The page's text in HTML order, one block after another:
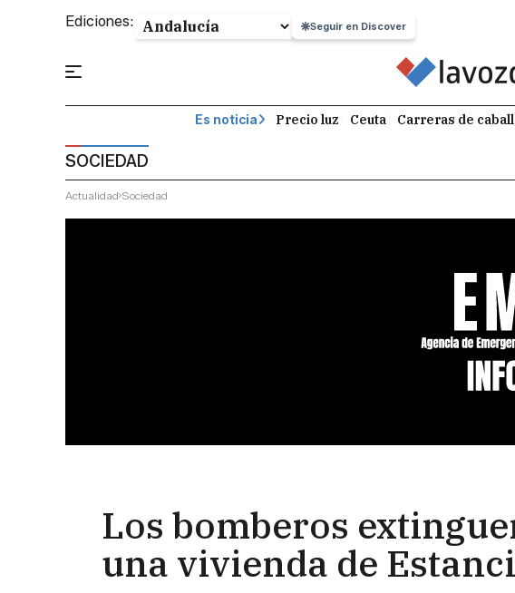
Ediciones: Seguir en Discover
Es noticia Precio luz Ceuta Carreras de
SOCIEDAD
Actualidad Sociedad
Los bomberos
una vivienda de